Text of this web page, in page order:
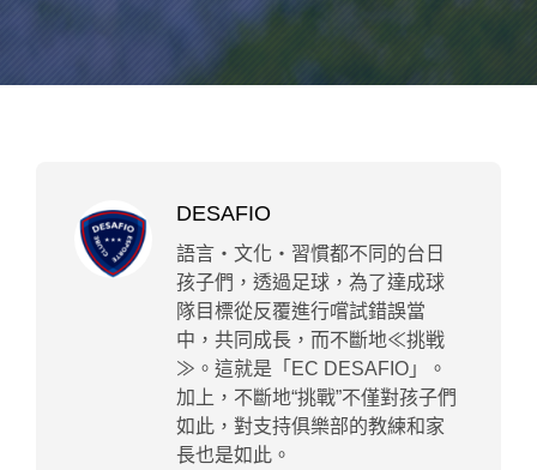
DESAFIO
語言・文化・習慣都不同的台日
孩子們，透過足球，為了達成球
隊目標從反覆進行嚐試錯誤當
中，共同成長，而不斷地≪挑戦
≫。這就是「EC DESAFIO」。
加上，不斷地“挑戰”不僅對孩子們
如此，對支持俱樂部的教練和家
長也是如此。